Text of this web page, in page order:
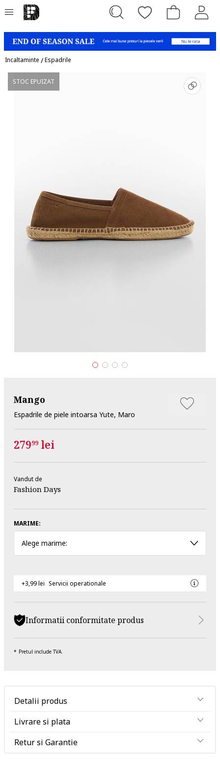
Incaltaminte /Espadrile
STOC EPUIZAT
Mango
Espadrile de piele intoarsa Yute, Maro
27999 lei
Vandut de
Fashion Days
MARIME:
Alege marime:
+3,99 lei Servicii operationale
Informatii conformitate produs
Pretul include TVA.
Detalii produs
Livrare si plata
Retur si Garantie